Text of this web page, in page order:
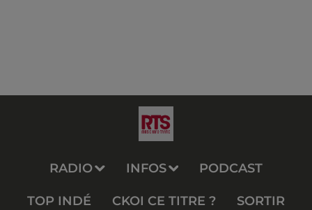
RADIO INFOS PODCAST
TOP INDÉ CKOI CE TITRE ? SORTIR